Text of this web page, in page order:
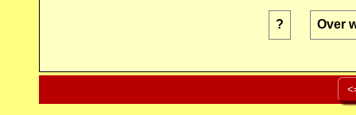
? Over